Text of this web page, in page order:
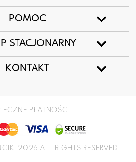
POMOC
STACJONARNY
KONTAKT
PŁATNOŚCI:
2026 ALL RIGHTS RESERVED